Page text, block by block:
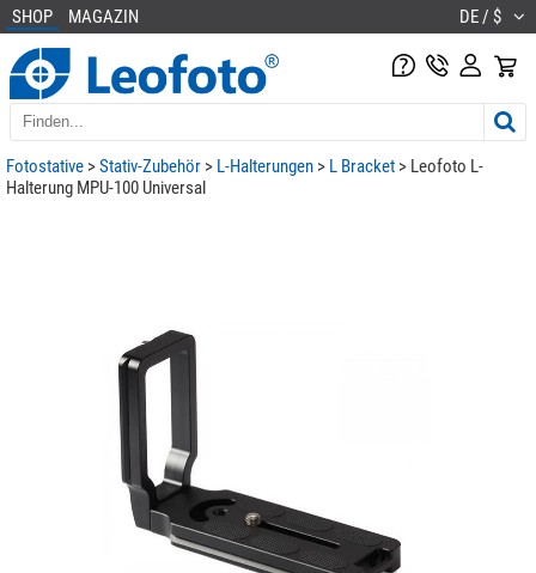
SHOP MAGAZIN DE / $
Fotostative >Stativ-Zubehör > L-Halterungen > L Bracket > Leofoto L-
Halterung MPU-100 Universal